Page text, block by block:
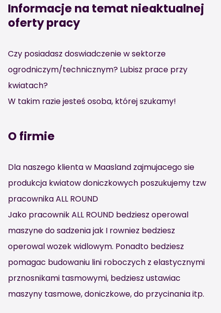
Informacje na temat nieaktualnej
oferty pracy
Czy posiadasz doswiadczenie w sektorze
ogrodniczym/technicznym? Lubisz prace przy
kwiatach?
W takim razie jesteś osoba, której szukamy!
O firmie
Dla naszego klienta w Maasland zajmujacego sie
produkcja kwiatow doniczkowych poszukujemy tzw
pracownika ALL ROUND
Jako pracownik ALL ROUND bedziesz operowal
maszyne do sadzenia jak I rowniez bedziesz
operowal wozek widlowym. Ponadto bedziesz
pomagac budowaniu lini roboczych z elastycznymi
prznosnikami tasmowymi, bedziesz ustawiac
maszyny tasmowe, doniczkowe, do przycinania itp.